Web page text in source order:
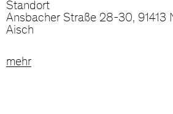
Standort
Ansbacher Straße 28-30, 91413
Aisch
mehr